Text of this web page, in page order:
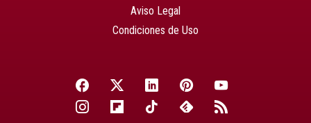
Aviso Legal
Condiciones de Uso